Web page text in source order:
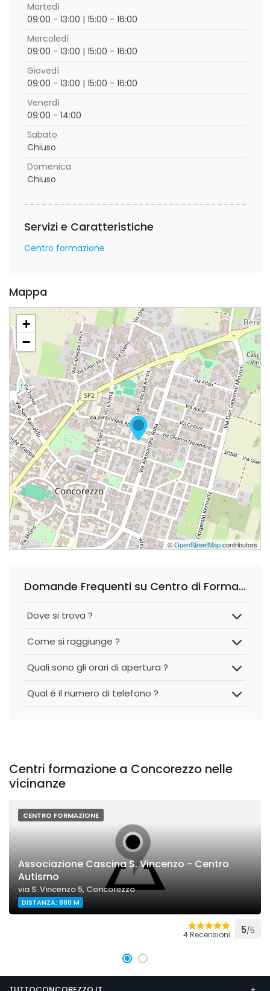
Martedì
09:00 - 13:00 | 15:00 - 16:00
Mercoledì
09:00 - 13:00 | 15:00 - 16:00
Giovedì
09:00 - 13:00 | 15:00 - 16:00
Venerdì
09:00 - 14:00
Sabato
Chiuso
Domenica
Chiuso
Servizi e Caratteristiche
Centro formazione
Mappa
+
−
©OpenStreetMapcontributors
Domande Frequenti su Centro di Formazione Professionale Guglielmo Marconi - Afol
Dove si trova ?
Come si raggiunge ?
Quali sono gli orari di apertura ?
Qual è il numero di telefono ?
Centri formazione a Concorezzo nelle
vicinanze
CENTRO FORMAZIONE
Associazione Cascina S. Vincenzo - Centro
Autismo
via S. Vincenzo 5, Concorezzo
DISTANZA: 880 M
4 Recensioni 5/5